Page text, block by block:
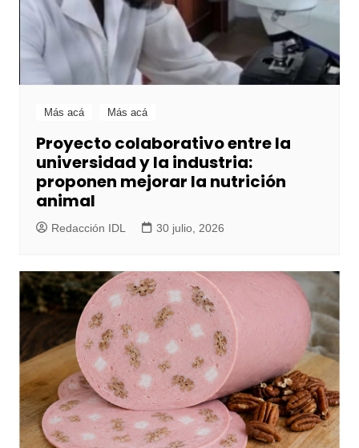
Más acá Más acá
Proyecto colaborativo entre la
universidad y la industria:
proponen mejorar la nutrición
animal
Redacción IDL 30 julio, 2026